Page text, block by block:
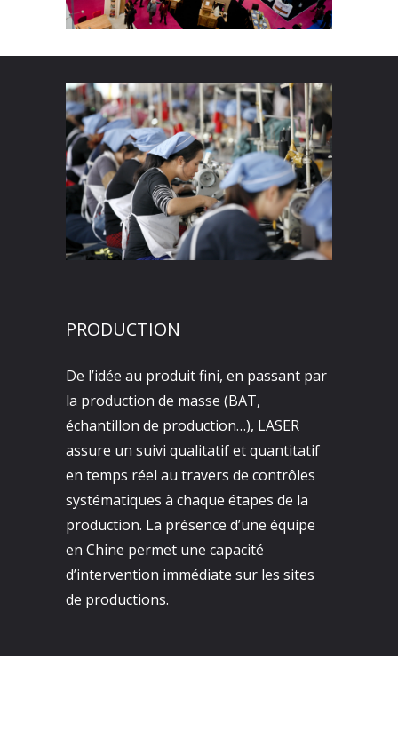
PRODUCTION
De l’idée au produit fini, en passant par
la production de masse (BAT,
échantillon de production…), LASER
assure un suivi qualitatif et quantitatif
en temps réel au travers de contrôles
systématiques à chaque étapes de la
production. La présence d’une équipe
en Chine permet une capacité
d’intervention immédiate sur les sites
de productions.